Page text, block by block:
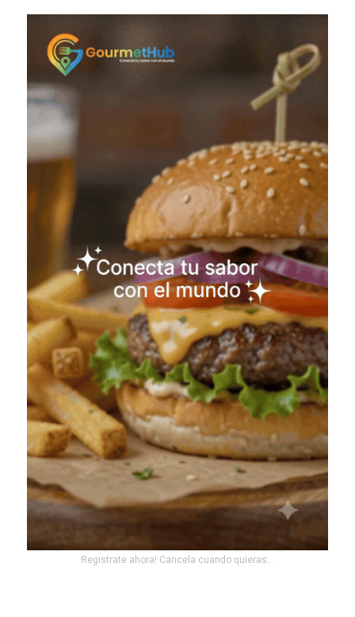
Registrate ahora! Cancela cuando quieras...